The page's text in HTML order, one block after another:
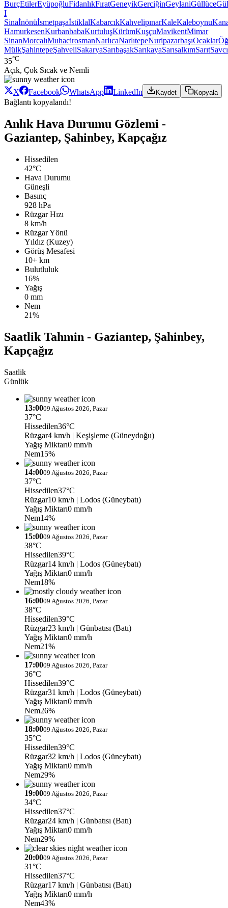
BurçEtilerEyüpoğluFidanlıkFıratGeneyikGerciğinGeylaniGüllüce
I
SinaİnönüİsmetpaşaİstiklalKabarcıkKahvelipınarKaleKaleboynu
HamurkesenKurbanbabaKurtuluşKürümKuşçuMavikentMimar
SinanMorcalıMuhacirosmanNarlıcaNarlıtepeNuripazarbaşıOcaklar
MülkŞahintepeŞahveliSakaryaSarıbaşakSarıkayaSarısalkımSarıt
35°C
Açık, Çok Sıcak ve Nemli
X Facebook WhatsApp LinkedIn Kaydet Kopyala
Bağlantı kopyalandı!
Anlık Hava Durumu Gözlemi -
Gaziantep, Şahinbey, Kapçağız
Hissedilen
42°C
Hava Durumu
Güneşli
Basınç
928 hPa
Rüzgar Hızı
8 km/h
Rüzgar Yönü
Yıldız (Kuzey)
Görüş Mesafesi
10+ km
Bulutluluk
16%
Yağış
0 mm
Nem
21%
Saatlik Tahmin - Gaziantep, Şahinbey,
Kapçağız
Saatlik
Günlük
13:0009 Ağustos 2026, Pazar
37°C
Hissedilen36°C
Rüzgar4 km/h | Keşişleme (Güneydoğu)
Yağış Miktarı0 mm/h
Nem15%
14:0009 Ağustos 2026, Pazar
37°C
Hissedilen37°C
Rüzgar10 km/h | Lodos (Güneybatı)
Yağış Miktarı0 mm/h
Nem14%
15:0009 Ağustos 2026, Pazar
38°C
Hissedilen39°C
Rüzgar14 km/h | Lodos (Güneybatı)
Yağış Miktarı0 mm/h
Nem18%
16:0009 Ağustos 2026, Pazar
38°C
Hissedilen39°C
Rüzgar23 km/h | Günbatısı (Batı)
Yağış Miktarı0 mm/h
Nem21%
17:0009 Ağustos 2026, Pazar
36°C
Hissedilen39°C
Rüzgar31 km/h | Lodos (Güneybatı)
Yağış Miktarı0 mm/h
Nem26%
18:0009 Ağustos 2026, Pazar
35°C
Hissedilen39°C
Rüzgar32 km/h | Lodos (Güneybatı)
Yağış Miktarı0 mm/h
Nem29%
19:0009 Ağustos 2026, Pazar
34°C
Hissedilen37°C
Rüzgar24 km/h | Günbatısı (Batı)
Yağış Miktarı0 mm/h
Nem29%
20:0009 Ağustos 2026, Pazar
31°C
Hissedilen37°C
Rüzgar17 km/h | Günbatısı (Batı)
Yağış Miktarı0 mm/h
Nem43%